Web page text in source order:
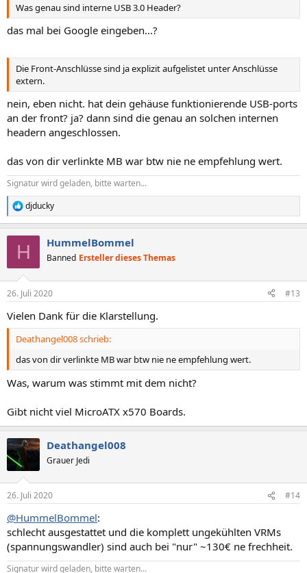
Was genau sind interne USB 3.0 Header?
das mal bei Google eingeben...?
Die Front-Anschlüsse sind ja explizit aufgelistet unter Anschlüsse
extern.
nein, eben nicht. hat dein gehäuse funktionierende USB-ports
an der front? ja? dann sind die genau an solchen internen
headern angeschlossen.
das von dir verlinkte MB war btw nie ne empfehlung wert.
Signatur wird geladen, bitte warten...
R
e
e
:
djducky
H HummelBommel
Banned Ersteller dieses Themas
26. Juli 2020 #13
Vielen Dank für die Klarstellung.
Deathangel008 schrieb:
das von dir verlinkte MB war btw nie ne empfehlung wert.
Was, warum was stimmt mit dem nicht?
Gibt nicht viel MicroATX x570 Boards.
Deathangel008
Grauer Jedi
26. Juli 2020 #14
@HummelBommel:
schlecht ausgestattet und die komplett ungekühlten VRMs
(spannungswandler) sind auch bei "nur" ~130€ ne frechheit.
Signatur wird geladen, bitte warten...